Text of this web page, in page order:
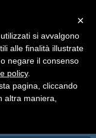
Pack Mirrodin
×
al 24/08
07/08 verranno
Hobby
×
si avvalgono
alle finalità illustrate
negare il consenso
policy.
pagina, cliccando
altra maniera,